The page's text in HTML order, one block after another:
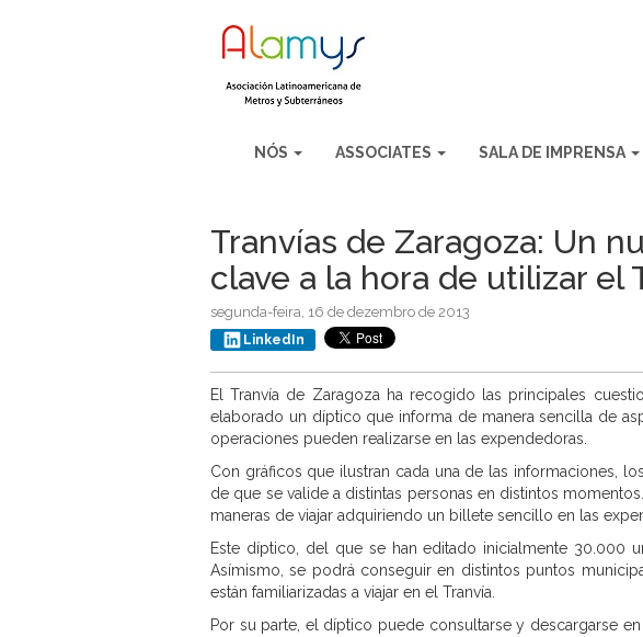
NÓS ASSOCIATES SALA DE IMPRENSA
Tranvías de Zaragoza: Un
clave a la hora de utilizar el
segunda-feira, 16 de dezembro de 2013
LinkedIn
El Tranvía de Zaragoza ha recogido las principales
elaborado un díptico que informa de manera sencilla de
operaciones pueden realizarse en las expendedoras.
Con gráficos que ilustran cada una de las informaciones,
de que se valide a distintas personas en distintos
maneras de viajar adquiriendo un billete sencillo en las
Este díptico, del que se han editado inicialmente 30.000
Asímismo, se podrá conseguir en distintos puntos
están familiarizadas a viajar en el Tranvía.
Por su parte, el díptico puede consultarse y descargarse